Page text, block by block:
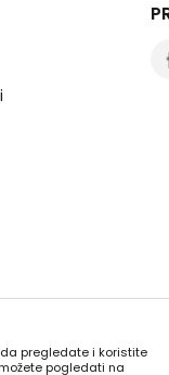
pregledate i koristite
pogledati na